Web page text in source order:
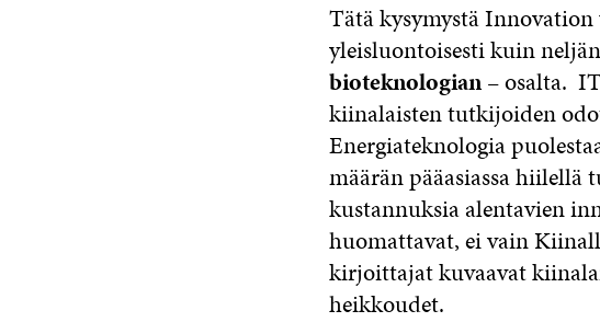
Tätä kysymystä
yleisluontoisesti kuin
bioteknologian– osalta.
kiinalaisten tutkijoiden
Energiateknologia
määrän pääasiassa
kustannuksia alentavien
huomattavat, ei vain
kirjoittajat kuvaavat
heikkoudet.